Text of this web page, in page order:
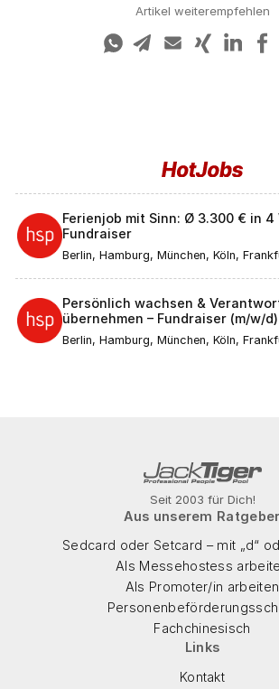
Artikel weiterempfehlen
Ferienjob mit Sinn: Ø 3.300 € in 4
Fundraiser
Berlin, Hamburg, München, Köln,
Dresden, Hannover, Nürnberg,
Wuppertal, Bielefeld, Bonn, Mannheim,
Augsburg, Aachen, Wiesbaden,
Mönchengladbach, Braunschweig, Kiel,
(Saale), Magdeburg, Freiburg im
Lübeck, Erfurt, Rostock, Kassel,
Persönlich wachsen &
übernehmen – Fundraiser (m/w/d)
Berlin, Hamburg, München, Köln,
Ulm, Ingolstadt, Bamberg, Passau
Seit 2003 für Dich!
Aus unserem Ratgeber
Sedcard oder Setcard – mit „d“
Als Messehostess
Als Promoter/in arbeiten
Fachchinesisch
Links
Kontakt